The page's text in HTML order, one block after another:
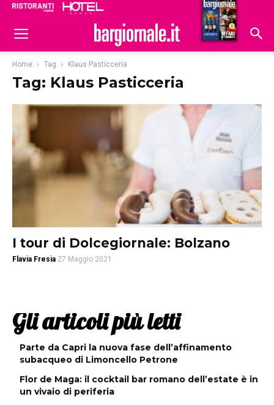
Hoteldomani
Home Tag Klaus Pasticceria
Tag: Klaus Pasticceria
I tour di Dolcegiornale: Bolzano
Flavia Fresia 27 Maggio 2021
Gli articoli più letti
Parte da Capri la nuova fase dell’affinamento
subacqueo di Limoncello Petrone
Flor de Maga: il cocktail bar romano dell’estate è in
un vivaio di periferia